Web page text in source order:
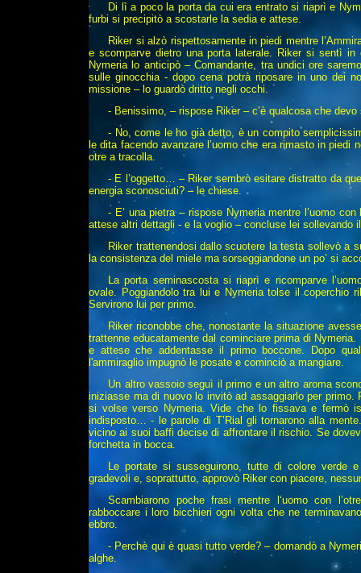
Di lì a poco la porta da cui era entrato si riaprì e
furbi si precipitò a scostarle la sedia e attese.
Riker si alzò rispettosamente in piedi mentre
e scomparve dietro una porta laterale. Riker si sentì
Nymeria lo anticipò – Comandante, tra undici ore
sulle ginocchia - dopo cena potrà riposare in uno dei
missione – lo guardò dritto negli occhi.
- Benissimo, – rispose Riker – c’è qualcosa che
- No, come le ho già detto, è un compito
le dita facendo avanzare l’uomo che era rimasto in
otre a tracolla.
- E l’oggetto… – Riker sembrò esitare distratto da
energia sconosciuti? – le chiese.
- E’ una pietra – rispose Nymeria mentre l’uomo
attese altri dettagli - e la voglio – concluse lei sollevando
Riker trattenendosi dallo scuotere la testa sollevò a
la consistenza del miele ma sorseggiandone un po’ si
La porta seminascosta si riaprì e ricomparve
ovale. Poggiandolo tra lui e Nymeria tolse il coperchio
Servirono lui per primo.
Riker riconobbe che, nonostante la situazione
trattenne educatamente dal cominciare prima di
e attese che addentasse il primo boccone. Dopo
l'ammiraglio impugnò le posate e cominciò a mangiare.
Un altro vassoio seguì il primo e un altro aroma
iniziasse ma di nuovo lo invitò ad assaggiarlo per
si volse verso Nymeria. Vide che lo fissava e fermò
indisposto… - le parole di T’Rial gli tornarono alla
vicino ai suoi baffi decise di affrontare il rischio. Se
forchetta in bocca.
Le portate si susseguirono, tutte di colore verde
gradevoli e, soprattutto, approvò Riker con piacere,
Scambiarono poche frasi mentre l‘uomo con
rabboccare i loro bicchieri ogni volta che ne
ebbro.
- Perchè qui è quasi tutto verde? – domandò a
alghe.